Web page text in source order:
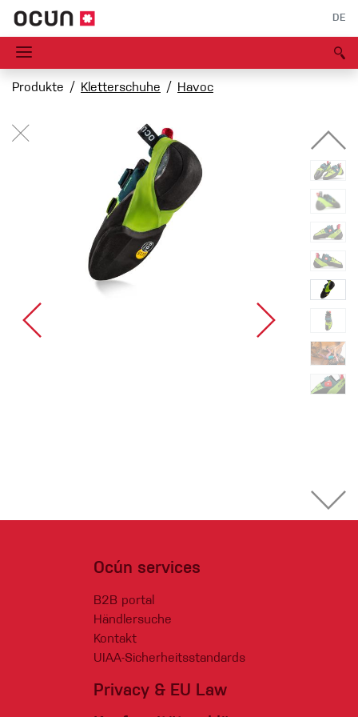
DE
Produkte Kletterschuhe Havoc
Ocún services
B2B portal
Händlersuche
Kontakt
UIAA-Sicherheitsstandards
Privacy & EU Law